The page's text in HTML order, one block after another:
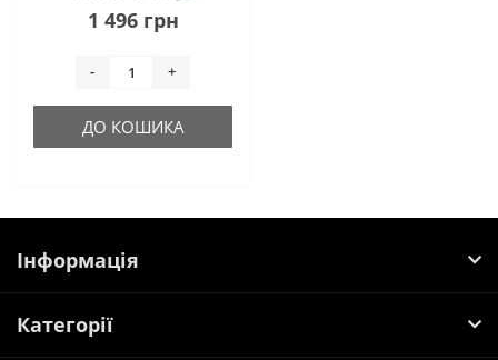
1 496 грн
- +
ДО КОШИКА
Інформація
Категорії